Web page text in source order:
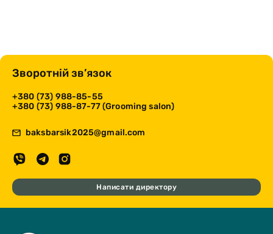
Зворотній зв’язок
+380 (73) 988-85-55
+380 (73) 988-87-77 (Grooming salon)
baksbarsik2025@gmail.com
Написати директору